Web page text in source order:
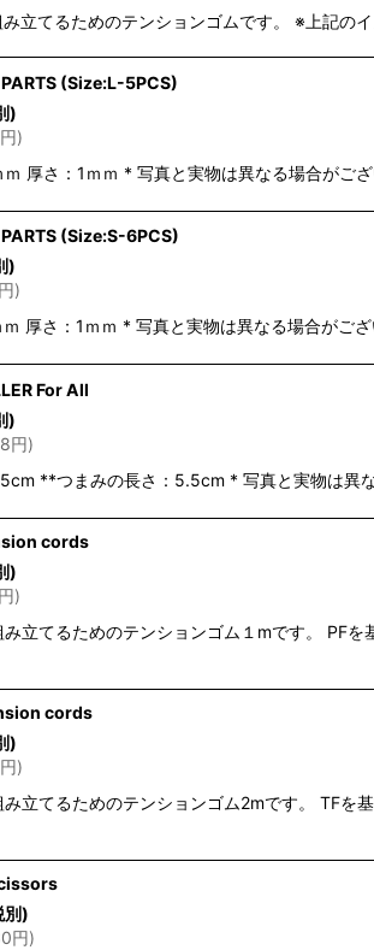
立てるためのテンションゴムです。 ※上記の
(Size:L-5PCS)
)
円)
厚さ：1ｍｍ * 写真と実物は異なる場合がご
(Size:S-6PCS)
)
円)
厚さ：1ｍｍ * 写真と実物は異なる場合がご
For All
)
円)
**つまみの長さ：5.5cm * 写真と実物は異
cords
)
円)
み立てるためのテンションゴム１mです。 PF
cords
)
円)
み立てるためのテンションゴム2mです。 TFを
別)
円)